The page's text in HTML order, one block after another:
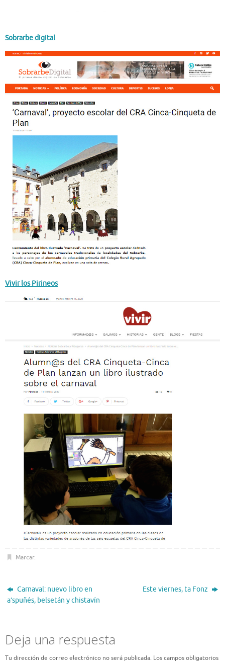
Sobrarbe digital
Vivir los Pirineos
Marcar.
Carnaval: nuevo libro en
a’spuñés, belsetán y chistavín
Este viernes, ta Fonz
Deja una respuesta
Tu dirección de correo electrónico no será publicada. Los campos obligatorios